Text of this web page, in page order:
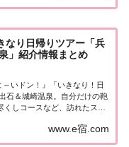
いきなり声をかけ、そのま...
なり日帰りツアー「兵
」紹介情報まとめ
いドン！』「いきなり！日
石＆城崎温泉。自分だけの鞄
しコースなど、訪れたスポ
城崎温泉」日帰りツアー麒
人にいきなり声をかけ、...
www.e宿.com